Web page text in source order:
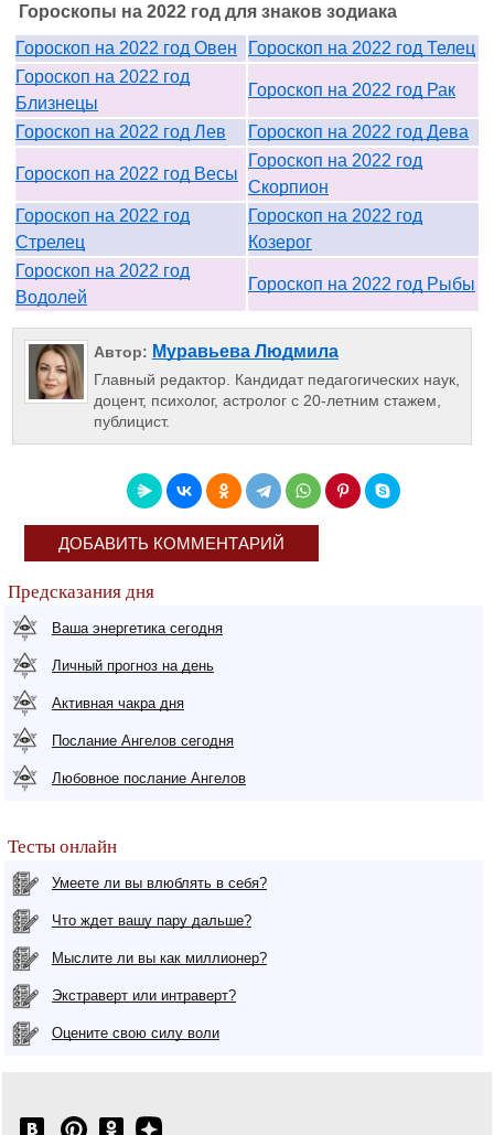
Гороскопы на 2022 год для знаков зодиака
Гороскоп на 2022 год Овен
Гороскоп на 2022 год Телец
Гороскоп на 2022 год
Близнецы
Гороскоп на 2022 год Рак
Гороскоп на 2022 год Лев Гороскоп на 2022 год Дева
Гороскоп на 2022 год Весы
Гороскоп на 2022 год
Скорпион
Гороскоп на 2022 год
Стрелец
Гороскоп на 2022 год
Козерог
Гороскоп на 2022 год
Водолей
Гороскоп на 2022 год Рыбы
Автор: Муравьева Людмила
Главный редактор. Кандидат педагогических наук,
доцент, психолог, астролог с 20-летним стажем,
публицист.
ДОБАВИТЬ КОММЕНТАРИЙ
Предсказания дня
Ваша энергетика сегодня
Личный прогноз на день
Активная чакра дня
Послание Ангелов сегодня
Любовное послание Ангелов
Тесты онлайн
Умеете ли вы влюблять в себя?
Что ждет вашу пару дальше?
Мыслите ли вы как миллионер?
Экстраверт или интраверт?
Оцените свою силу воли